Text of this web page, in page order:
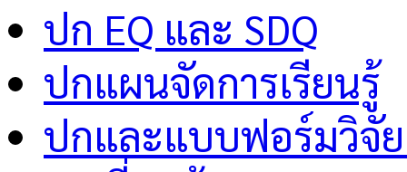
ปก EQ และ SDQ
ปกแผนจัดการเรียนรู้
ปกและแบบฟอร์มวิจั